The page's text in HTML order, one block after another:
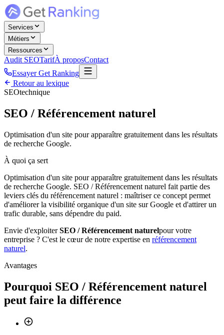
Services
Métiers
Ressources
Audit SEOTarifÀ proposContact
Essayer Get Ranking
Retour au lexique
SEOtechnique
SEO / Référencement naturel
Optimisation d'un site pour apparaître gratuitement dans les résultats
de recherche Google.
À quoi ça sert
Optimisation d'un site pour apparaître gratuitement dans les résultats
de recherche Google. SEO / Référencement naturel fait partie des
leviers clés du référencement naturel : maîtriser ce concept permet
d'améliorer la visibilité organique d'un site sur Google et d'attirer un
trafic durable, sans dépendre du paid.
Envie d'exploiterSEO / Référencement naturelpour votre
entreprise ? C'est le cœur de notre expertise en référencement
naturel.
Avantages
Pourquoi SEO / Référencement naturel
peut faire la différence